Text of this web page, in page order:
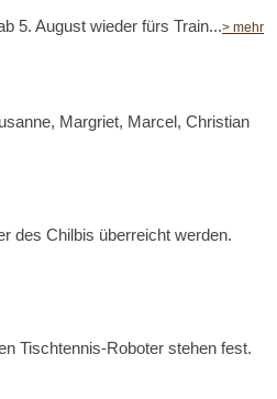
5. August wieder fürs Train...> mehr
Margriet, Marcel, Christian
des Chilbis überreicht werden.
Tischtennis-Roboter stehen fest.